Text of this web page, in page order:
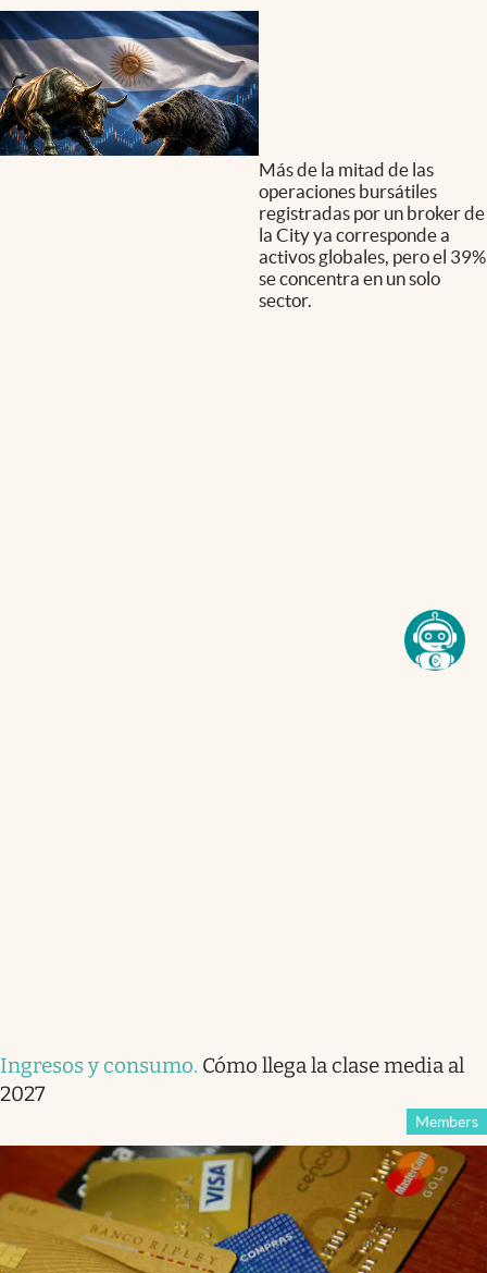
Más de la mitad de las
operaciones bursátiles
registradas por un broker de
la City ya corresponde a
activos globales, pero el 39%
se concentra en un solo
sector.
Ingresos y consumo. Cómo llega la clase media al
2027
Members